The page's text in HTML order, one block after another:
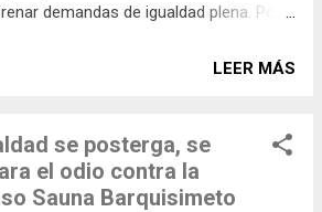
demandas de igualdad plena. Pero
limitante. Sí, la discriminación
consecuencias concretas: nos empuja
derechos, a aceptar avances
suficientes. Así, la desigualdad deja
LEER MÁS
se posterga, se
el odio contra la
Sauna Barquisimeto